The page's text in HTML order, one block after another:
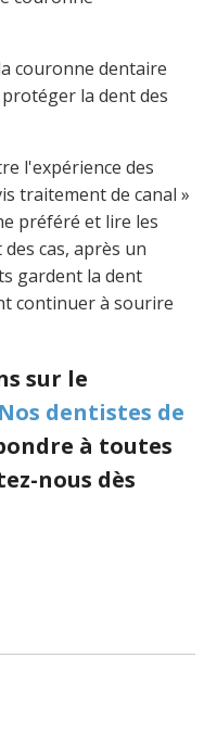
couronne dentaire
la dent des
l'expérience des
traitement de canal »
préféré et lire les
cas, après un
gardent la dent
continuer à sourire
sur le
Nos dentistes de
à toutes
nous dès